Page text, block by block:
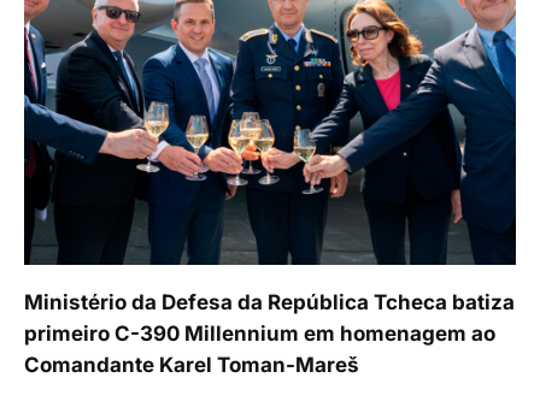
Ministério da Defesa da República Tcheca batiza
primeiro C-390 Millennium em homenagem ao
Comandante Karel Toman-Mareš